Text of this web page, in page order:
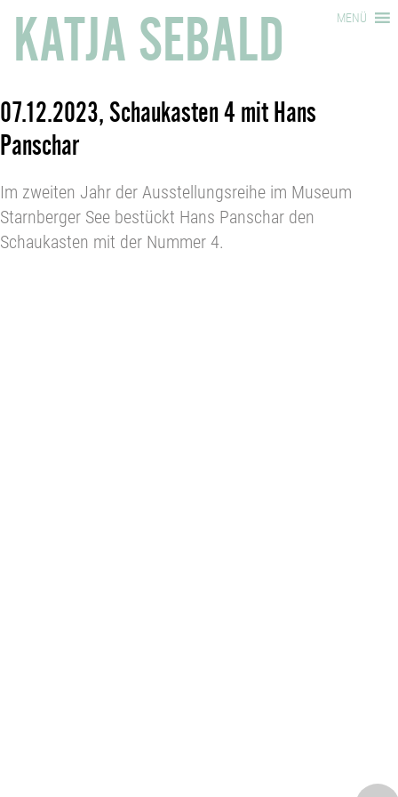
KATJA SEBALD MENÜ
07.12.2023, Schaukasten 4 mit Hans
Panschar
Im zweiten Jahr der Ausstellungsreihe im Museum
Starnberger See bestückt Hans Panschar den
Schaukasten mit der Nummer 4.